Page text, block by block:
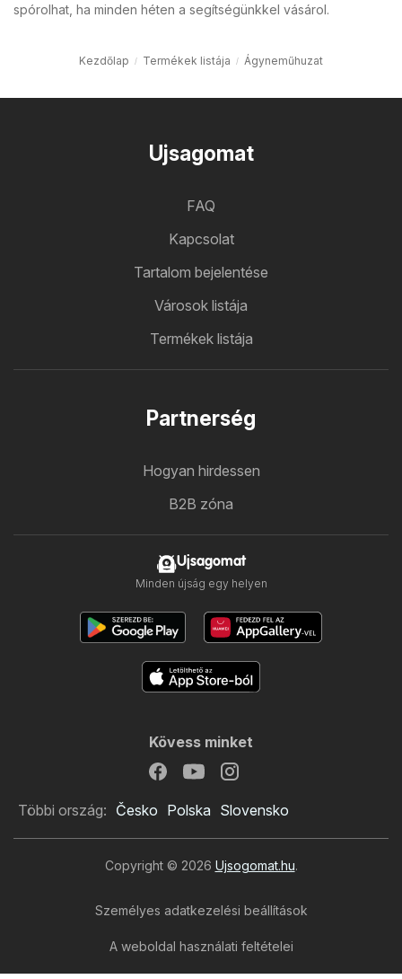
spórolhat, ha minden héten a segítségünkkel vásárol.
Kezdőlap Termékek listája Ágyneműhuzat
Ujsagomat
FAQ
Kapcsolat
Tartalom bejelentése
Városok listája
Termékek listája
Partnerség
Hogyan hirdessen
B2B zóna
Ujsagomat
Minden újság egy helyen
Kövess minket
Többi ország: Česko Polska Slovensko
Copyright © 2026 Ujsogomat.hu.
Személyes adatkezelési beállítások
A weboldal használati feltételei